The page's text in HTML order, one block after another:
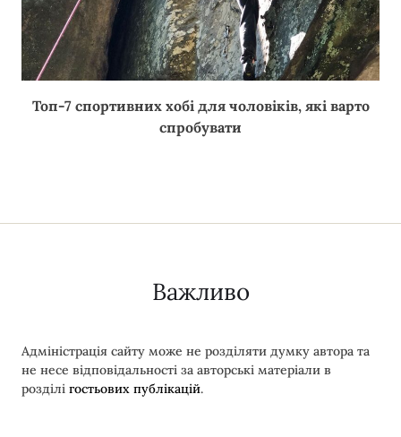
Топ-7 спортивних хобі для чоловіків, які варто
спробувати
Важливо
Адміністрація сайту може не розділяти думку автора та
не несе відповідальності за авторські матеріали в
розділі гостьових публікацій.